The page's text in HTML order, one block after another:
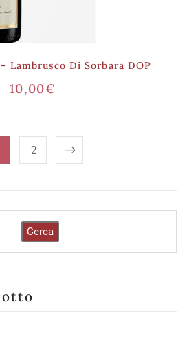
Cerca
Lambrusco Di Sorbara DOP
10,00€
2